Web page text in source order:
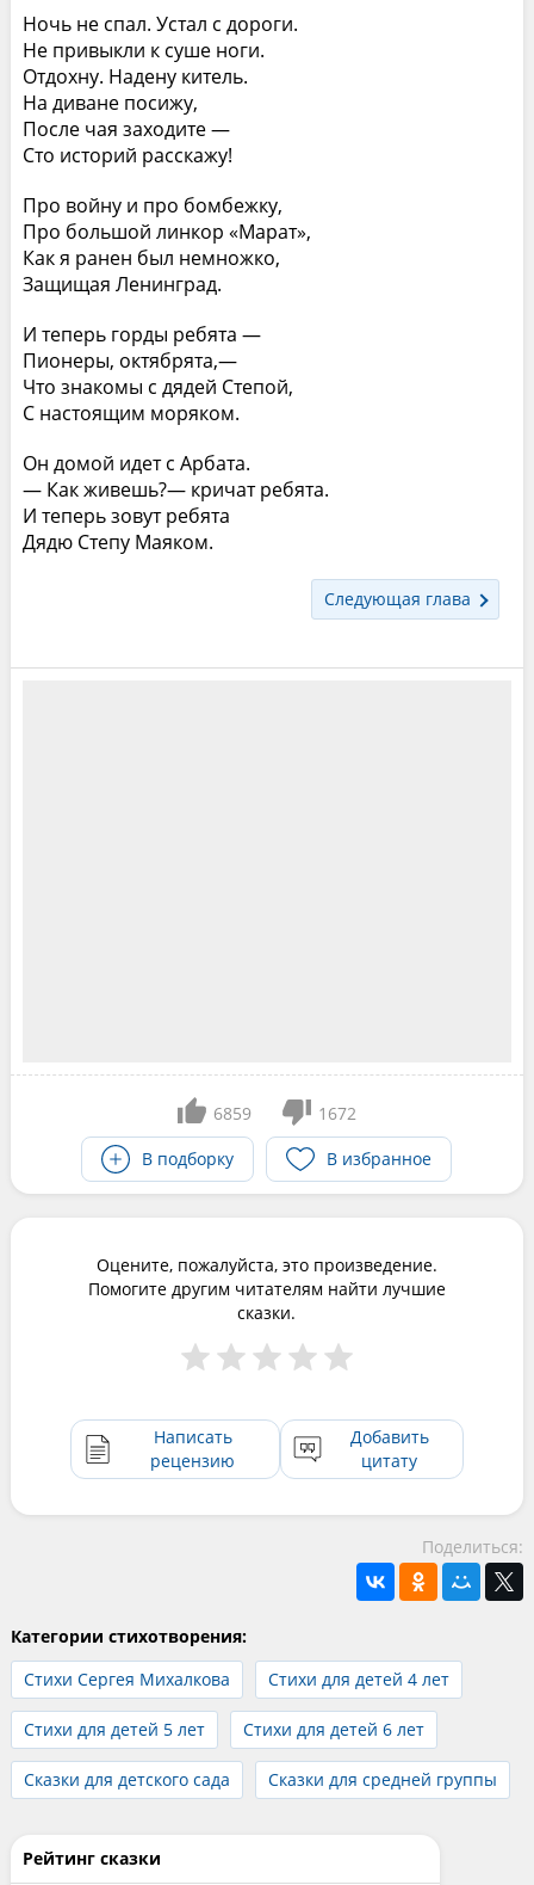
Ночь не спал. Устал с дороги.
Не привыкли к суше ноги.
Отдохну. Надену китель.
На диване посижу,
После чая заходите —
Сто историй расскажу!
Про войну и про бомбежку,
Про большой линкор «Марат»,
Как я ранен был немножко,
Защищая Ленинград.
И теперь горды ребята —
Пионеры, октябрята,—
Что знакомы с дядей Степой,
С настоящим моряком.
Он домой идет с Арбата.
— Как живешь?— кричат ребята.
И теперь зовут ребята
Дядю Степу Маяком.
Следующая глава
6859
1672
В подборку
В избранное
Оцените, пожалуйста, это произведение.
Помогите другим читателям найти лучшие
сказки.
Написать
рецензию
Добавить
цитату
Поделиться:
Категории стихотворения:
Стихи Сергея Михалкова
Стихи для детей 4 лет
Стихи для детей 5 лет Стихи для детей 6 лет
Сказки для детского сада Сказки для средней группы
Рейтинг сказки